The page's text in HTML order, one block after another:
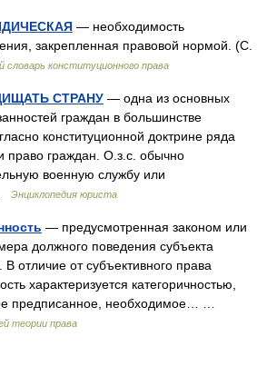
— необходимость
закрепленная правовой нормой. (С.
словарь конституционного права
СТРАНУ — одна из основных
граждан в большинстве
конституционной доктрине ряда
право граждан. О.з.с. обычно
военную службу или
Энциклопедия юриста
— предусмотренная законом или
должного поведения субъекта
отличие от субъективного права
характеризуется категоричностью,
предписанное, необходимое… …
теории права